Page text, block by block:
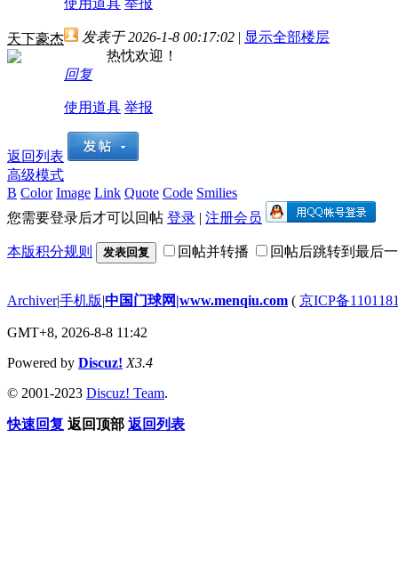
天下豪杰 发表于 2026-1-8 00:17:02 | 显示全部楼层
热忱欢迎！
回复
使用道具 举报
返回列表
高级模式
B Color Image Link Quote Code Smilies
您需要登录后才可以回帖 登录 | 注册会员
本版积分规则 发表回复 回帖并转播 回帖后跳转到最后
Archiver|手机版|中国门球网|www.menqiu.com ( 京ICP备
GMT+8, 2026-8-8 11:42
Powered by Discuz! X3.4
© 2001-2023 Discuz! Team.
快速回复 返回顶部 返回列表